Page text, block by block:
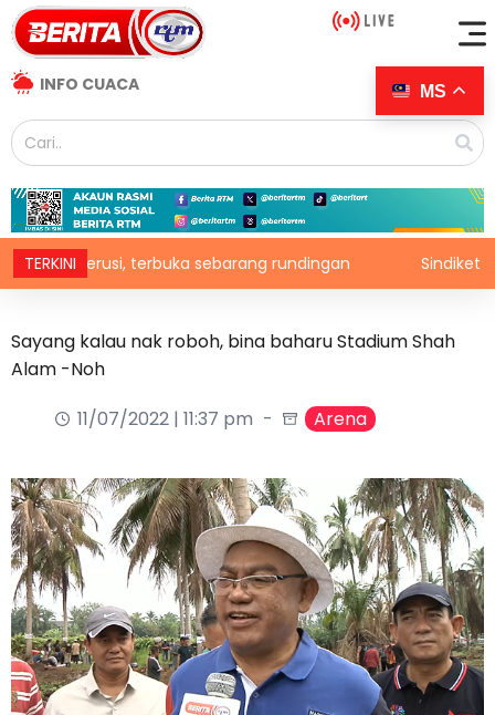
INFO CUACA
TERKINIterbuka sebarang rundingan Sindiket dadah di
Sayang kalau nak roboh, bina baharu Stadium Shah
Alam -Noh
11/07/2022 | 11:37 pm
Arena
MS